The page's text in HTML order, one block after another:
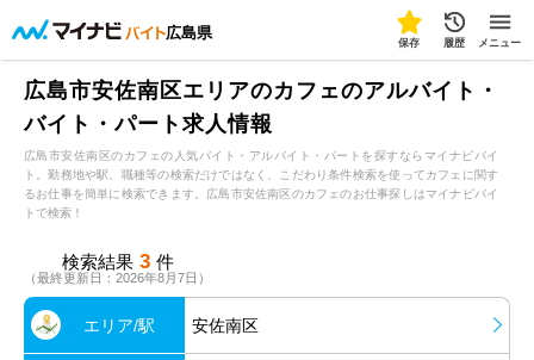
広島県
保存 履歴 メニュー
広島市安佐南区エリアのカフェのアルバイト・
バイト・パート求人情報
広島市安佐南区のカフェの人気バイト・アルバイト・パートを探すならマイナビバイ
ト。勤務地や駅、職種等の検索だけではなく、こだわり条件検索を使ってカフェに関す
るお仕事を簡単に検索できます。広島市安佐南区のカフェのお仕事探しはマイナビバイ
トで検索！
検索結果 3 件
（最終更新日：2026年8月7日）
エリア/駅 安佐南区